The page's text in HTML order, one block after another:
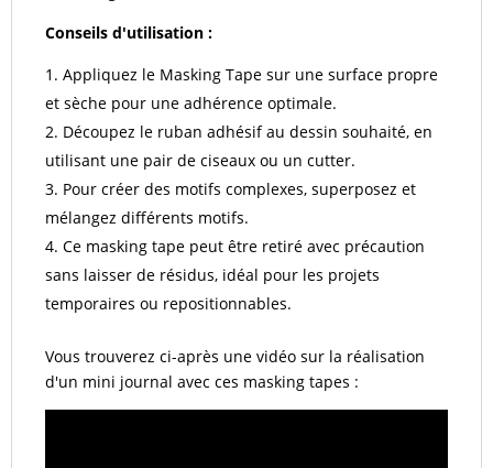
Conseils d'utilisation :
Appliquez le Masking Tape sur une surface propre
et sèche pour une adhérence optimale.
Découpez le ruban adhésif au dessin souhaité, en
utilisant une pair de ciseaux ou un cutter.
Pour créer des motifs complexes, superposez et
mélangez différents motifs.
Ce masking tape peut être retiré avec précaution
sans laisser de résidus, idéal pour les projets
temporaires ou repositionnables.
Vous trouverez ci-après une vidéo sur la réalisation
d'un mini journal avec ces masking tapes :